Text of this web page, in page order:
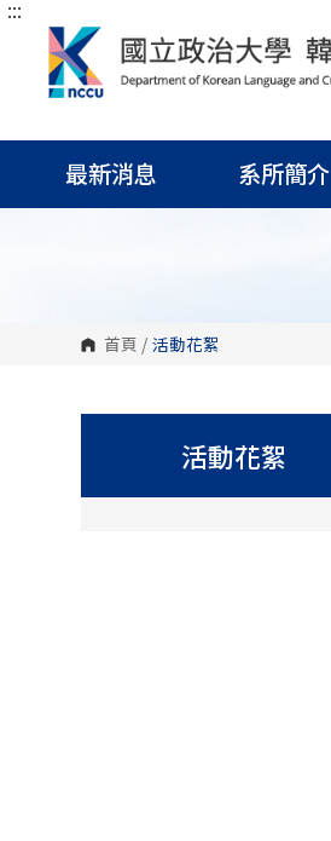
跳
塊
:::
最新消息 系所簡介
首頁 / 活動花絮
活動花絮